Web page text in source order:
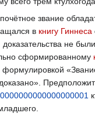
звание
в книгу Гиннеса
не
сформированному